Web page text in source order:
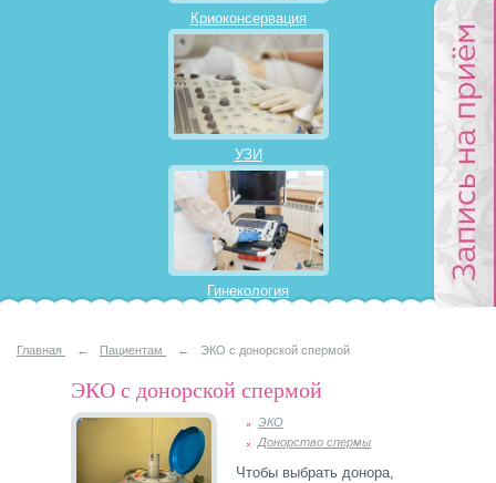
Криоконсервация
УЗИ
Гинекология
Главная ← Пациентам ← ЭКО с донорской спермой
ЭКО с донорской спермой
ЭКО
Донорство спермы
Чтобы выбрать донора,